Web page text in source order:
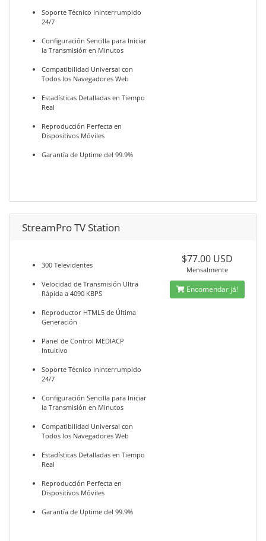
Soporte Técnico Ininterrumpido
24/7
Configuración Sencilla para Iniciar
la Transmisión en Minutos
Compatibilidad Universal con
Todos los Navegadores Web
Estadísticas Detalladas en Tiempo
Real
Reproducción Perfecta en
Dispositivos Móviles
Garantía de Uptime del 99.9%
StreamPro TV Station
300 Televidentes
Velocidad de Transmisión Ultra
Rápida a 4090 KBPS
Reproductor HTML5 de Última
Generación
Panel de Control MEDIACP
Intuitivo
Soporte Técnico Ininterrumpido
24/7
Configuración Sencilla para Iniciar
la Transmisión en Minutos
Compatibilidad Universal con
Todos los Navegadores Web
Estadísticas Detalladas en Tiempo
Real
Reproducción Perfecta en
Dispositivos Móviles
Garantía de Uptime del 99.9%
$77.00 USD
Mensalmente
Encomendar já!